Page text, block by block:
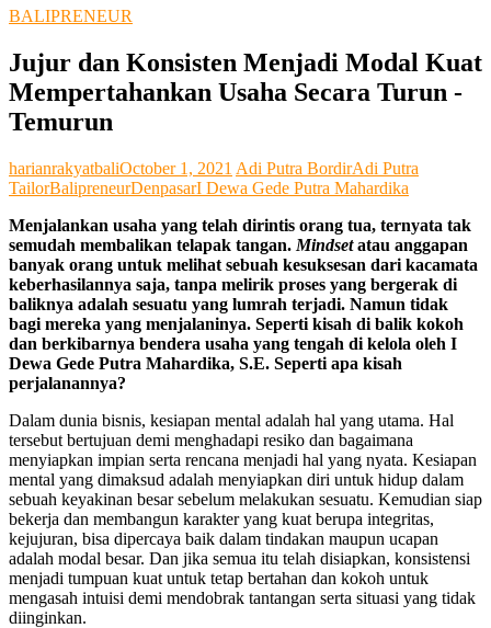
BALIPRENEUR
Jujur dan Konsisten Menjadi Modal Kuat
Mempertahankan Usaha Secara Turun -
Temurun
harianrakyatbaliOctober 1, 2021 Adi Putra BordirAdi Putra
TailorBalipreneurDenpasarI Dewa Gede Putra Mahardika
Menjalankan usaha yang telah dirintis orang tua, ternyata tak
semudah membalikan telapak tangan. Mindsetatau anggapan
banyak orang untuk melihat sebuah kesuksesan dari kacamata
keberhasilannya saja, tanpa melirik proses yang bergerak di
baliknya adalah sesuatu yang lumrah terjadi. Namun tidak
bagi mereka yang menjalaninya. Seperti kisah di balik kokoh
dan berkibarnya bendera usaha yang tengah di kelola oleh I
Dewa Gede Putra Mahardika, S.E. Seperti apa kisah
perjalanannya?
Dalam dunia bisnis, kesiapan mental adalah hal yang utama. Hal
tersebut bertujuan demi menghadapi resiko dan bagaimana
menyiapkan impian serta rencana menjadi hal yang nyata. Kesiapan
mental yang dimaksud adalah menyiapkan diri untuk hidup dalam
sebuah keyakinan besar sebelum melakukan sesuatu. Kemudian siap
bekerja dan membangun karakter yang kuat berupa integritas,
kejujuran, bisa dipercaya baik dalam tindakan maupun ucapan
adalah modal besar. Dan jika semua itu telah disiapkan, konsistensi
menjadi tumpuan kuat untuk tetap bertahan dan kokoh untuk
mengasah intuisi demi mendobrak tantangan serta situasi yang tidak
diinginkan.